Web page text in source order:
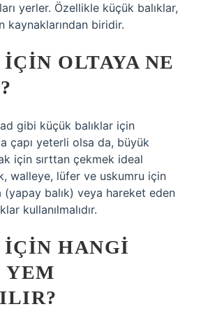
yerler. Özellikle küçük balıklar,
kaynaklarından biridir.
OLTAYA NE
gibi küçük balıklar için
çapı yeterli olsa da, büyük
için sırttan çekmek ideal
walleye, lüfer ve uskumru için
(yapay balık) veya hareket eden
kullanılmalıdır.
HANGI
YEM